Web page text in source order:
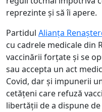
reprezinte și să îi apere.
Partidul Alianța
cu cadrele medicale din
vaccinării forțate și se
sau accepta un act
Covid, dar și impunerii
cetățeni care refuză
libertății de a dispune